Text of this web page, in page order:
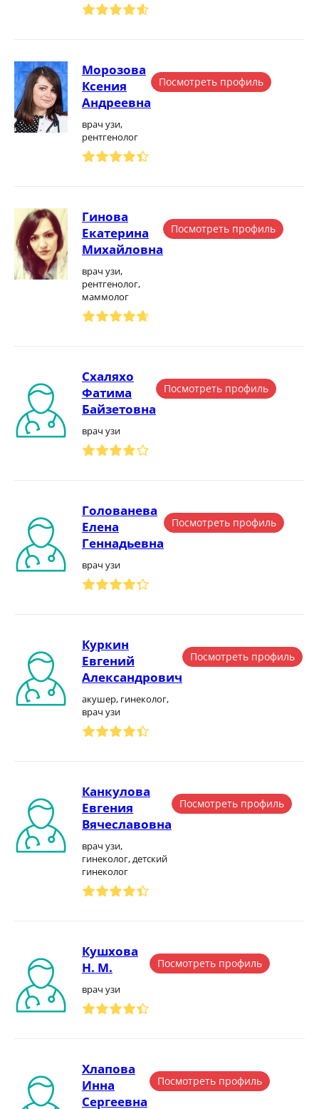
Морозова
Ксения
Андреевна
врач узи,
рентгенолог
Посмотреть профиль
Гинова
Екатерина
Михайловна
врач узи,
рентгенолог,
маммолог
Посмотреть профиль
Схаляхо
Фатима
Байзетовна
врач узи
Посмотреть профиль
Голованева
Елена
Геннадьевна
врач узи
Посмотреть профиль
Куркин
Евгений
Александрович
акушер, гинеколог,
врач узи
Посмотреть профиль
Канкулова
Евгения
Вячеславовна
врач узи,
гинеколог, детский
гинеколог
Посмотреть профиль
Кушхова
Н. М.
врач узи
Посмотреть профиль
Хлапова
Инна
Сергеевна
Посмотреть профиль